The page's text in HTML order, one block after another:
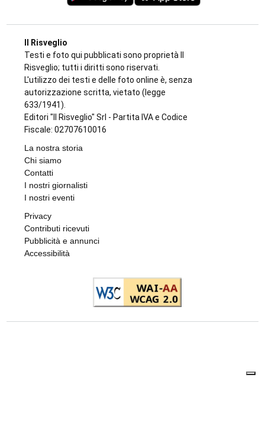
CRONACA
Ciclisti travolti, i carabinieri confermano la
lite con l’automobilista prima del
drammatico fatto: l’uomo si sarebbe
Redazione